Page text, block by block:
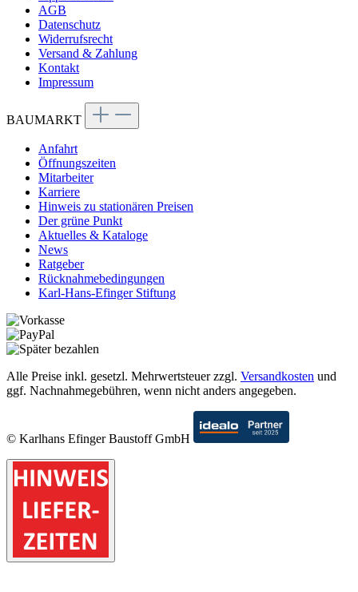
AGB
Datenschutz
Widerrufsrecht
Versand & Zahlung
Kontakt
Impressum
BAUMARKT
Anfahrt
Öffnungszeiten
Mitarbeiter
Karriere
Hinweis zu stationären Preisen
Der grüne Punkt
Aktuelles & Kataloge
News
Ratgeber
Rücknahmebedingungen
Karl-Hans-Efinger Stiftung
Alle Preise inkl. gesetzl. Mehrwertsteuer zzgl. Versandkosten und
ggf. Nachnahmegebühren, wenn nicht anders angegeben.
© Karlhans Efinger Baustoff GmbH